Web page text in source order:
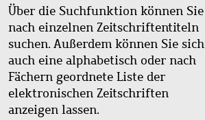
Über die Suchfunktion können Sie
nach einzelnen Zeitschriftentiteln
suchen. Außerdem können Sie sich
auch eine alphabetisch oder nach
Fächern geordnete Liste der
elektronischen Zeitschriften
anzeigen lassen.